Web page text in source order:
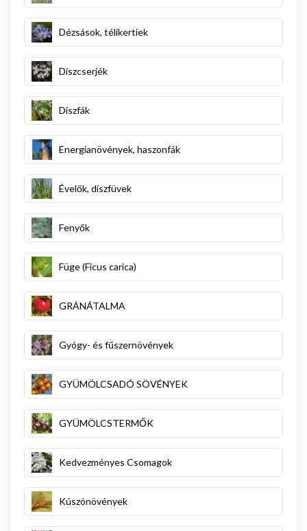
Dézsások, télikertiek
Díszcserjék
Díszfák
Energianövények, haszonfák
Évelők, díszfüvek
Fenyők
Füge (Ficus carica)
GRÁNÁTALMA
Gyógy- és fűszernövények
GYÜMÖLCSADÓ SÖVÉNYEK
GYÜMÖLCSTERMŐK
Kedvezményes Csomagok
Kúszónövények